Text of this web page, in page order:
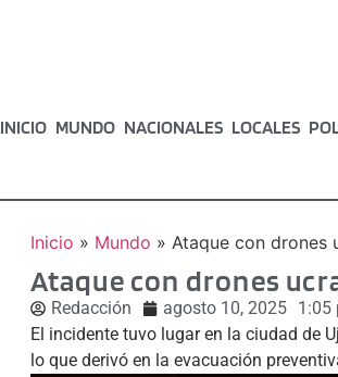
INICIO MUNDO NACIONALES LOCALES
Inicio » Mundo » Ataque con drones
Ataque con drones
Redacción agosto 10, 2025 1:05
El incidente tuvo lugar en la ciudad de
lo que derivó en la evacuación